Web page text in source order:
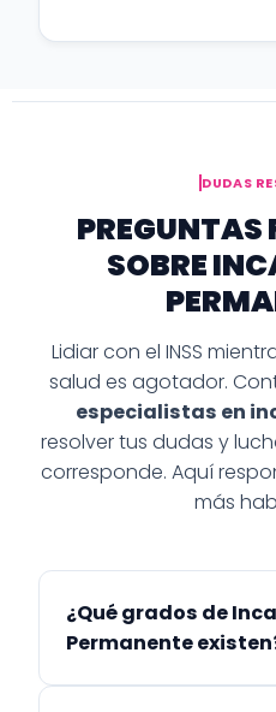
DUDAS
PREGUNTAS
SOBRE
Lidiar con el INSS
salud es agotador.
especialistas en
resolver tus dudas y
corresponde. Aquí
más
¿Qué grados de
Permanente